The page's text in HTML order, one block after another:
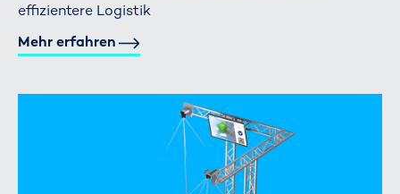
effizientere Logistik
Mehr erfahren